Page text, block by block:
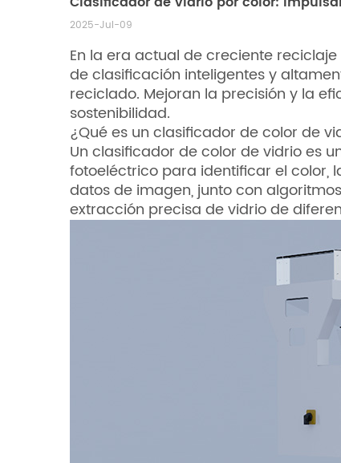
2025-Jul-09
En la era actual de creciente
de clasificación inteligentes y
reciclado. Mejoran la precisión y la
sostenibilidad.
¿Qué es un clasificador de color de
Un clasificador de color de vidrio es
fotoeléctrico para identificar el color,
datos de imagen, junto con
extracción precisa de vidrio de